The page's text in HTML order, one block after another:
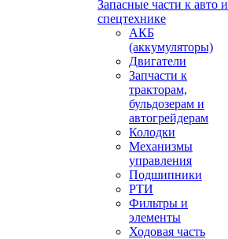
Запасные части к авто и
спецтехнике
АКБ
(аккумуляторы)
Двигатели
Запчасти к
тракторам,
бульдозерам и
автогрейдерам
Колодки
Механизмы
управления
Подшипники
РТИ
Фильтры и
элементы
Ходовая часть